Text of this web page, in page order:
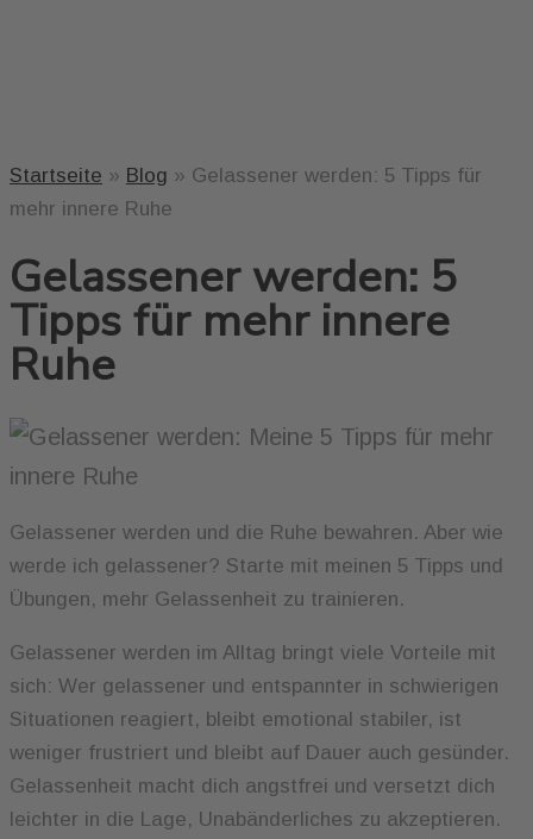
Startseite » Blog » Gelassener werden: 5 Tipps für
mehr innere Ruhe
Gelassener werden: 5
Tipps für mehr innere
Ruhe
Gelassener werden und die Ruhe bewahren. Aber wie
werde ich gelassener? Starte mit meinen 5 Tipps und
Übungen, mehr Gelassenheit zu trainieren.
Gelassener werden im Alltag bringt viele Vorteile mit
sich: Wer gelassener und entspannter in schwierigen
Situationen reagiert, bleibt emotional stabiler, ist
weniger frustriert und bleibt auf Dauer auch gesünder.
Gelassenheit macht dich angstfrei und versetzt dich
leichter in die Lage, Unabänderliches zu akzeptieren.